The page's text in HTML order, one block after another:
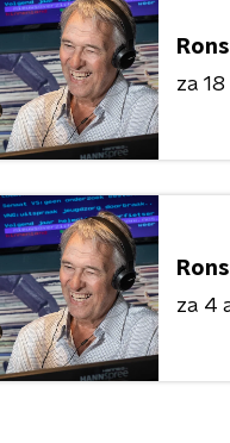
za
za 4